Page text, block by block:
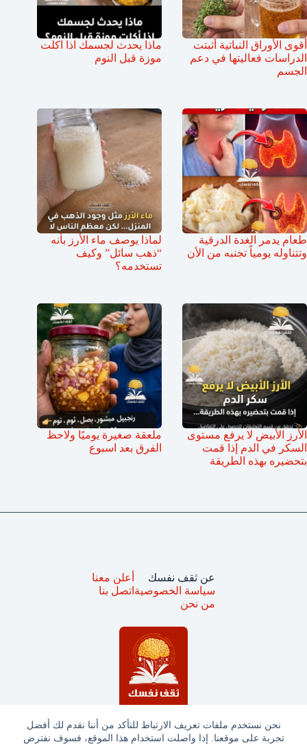
نحن نستخدم ملفات تعريف الارتباط للتأكد من أننا نقدم لك أفضل
تجربة على موقعنا. إذا واصلت استخدام هذا الموقع، فسوف نفترض
أقوى الأوراق النباتية أثبتت
الدراسات فعاليتها في دعم
الجسم
ماذا يحدث لجسمك اذا اكلت
موزة قبل النوم
طعام يدمر الغدة الدرقية
وتتناوله يومياً تجنبه من الأن
لماذا يوصف ماء الأرز بأنه
“ذهب سائل” وكيف
تستخدمه؟
الأرز الأبيض لا يرفع مستوى
السكر في الدم إذا قمت
بتحضيره بهذه الطريقة
ملعقة صغيرة يوميًا ولاحظ
الفرق بعد اسبوع
عن ثقف نفسك
سياسة الخصوصية
من نحن
أعلن معنا
اتصل بنا